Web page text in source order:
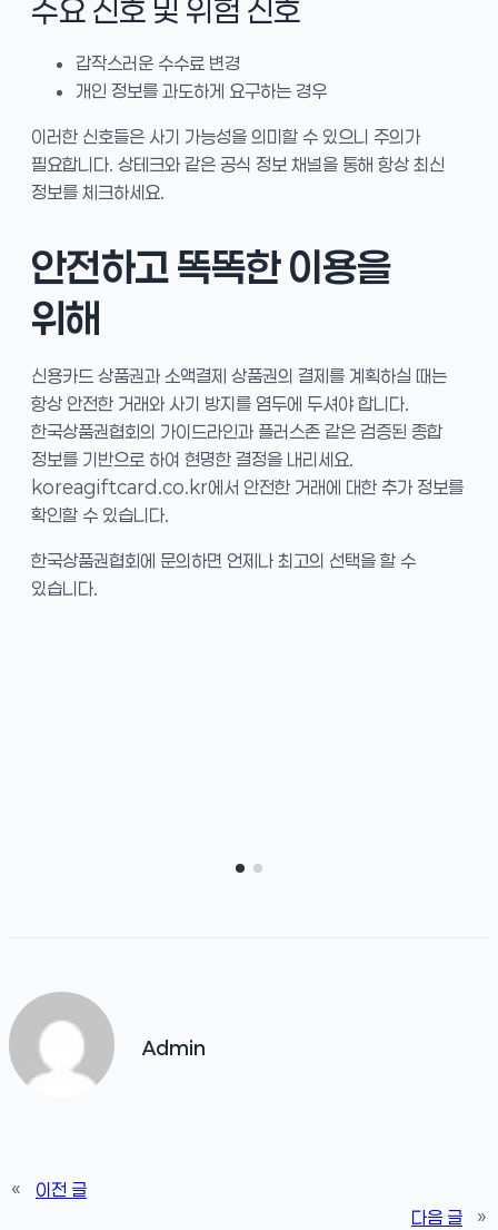
주요 신호 및 위험 신호
갑작스러운 수수료 변경
개인 정보를 과도하게 요구하는 경우
이러한 신호들은 사기 가능성을 의미할 수 있으니 주의가
필요합니다. 상테크와 같은 공식 정보 채널을 통해 항상 최신
정보를 체크하세요.
안전하고 똑똑한 이용을
위해
신용카드 상품권과 소액결제 상품권의 결제를 계획하실 때는
항상 안전한 거래와 사기 방지를 염두에 두셔야 합니다.
한국상품권협회의 가이드라인과 플러스존 같은 검증된 종합
정보를 기반으로 하여 현명한 결정을 내리세요.
koreagiftcard.co.kr에서 안전한 거래에 대한 추가 정보를
확인할 수 있습니다.
한국상품권협회에 문의하면 언제나 최고의 선택을 할 수
있습니다.
Admin
«
이전 글
다음 글
»